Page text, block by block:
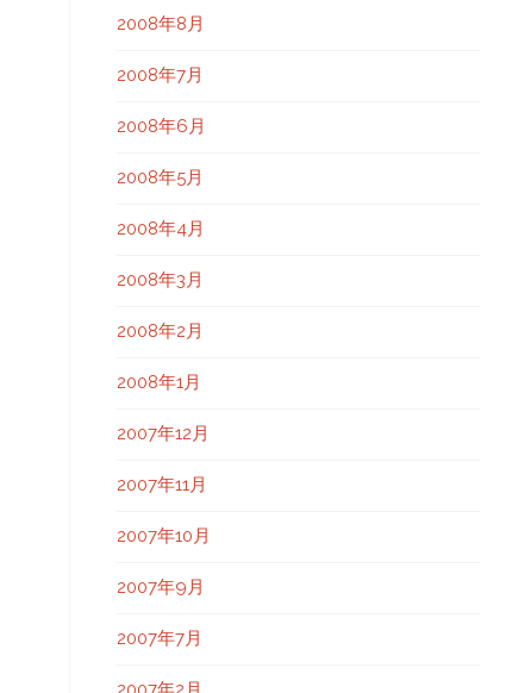
2008年8月
2008年7月
2008年6月
2008年5月
2008年4月
2008年3月
2008年2月
2008年1月
2007年12月
2007年11月
2007年10月
2007年9月
2007年7月